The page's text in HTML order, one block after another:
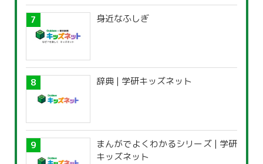
身近なふしぎ
辞典 | 学研キッズネット
まんがでよくわかるシリーズ | 学研
キッズネット